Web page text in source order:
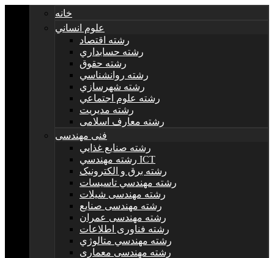
خانه
علوم انساني
رشته اقتصاد
رشته حسابداري
رشته حقوق
رشته روانشناسي
رشته شهرسازي
رشته علوم اجتماعي
رشته مديريت
رشته معارف اسلامی
فنی مهندسی
رشته صنايع غذايي
رشته مهندسي ICT
رشته برق و الکترونيک
رشته مهندسي تاسيسات
رشته مهندسی شیلات
رشته مهندسی صنایع
رشته مهندسی عمران
رشته فناوری اطلاعات
رشته مهندسي متالوژي
رشته مهندسی معماری